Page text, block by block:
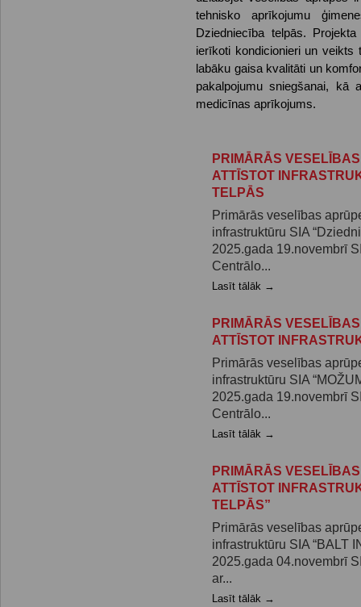
tehnisko aprīkojumu
Dziedniecība telpās.
ierīkoti kondicionieri un veikts
labāku gaisa kvalitāti un
pakalpojumu sniegšanai, kā
medicīnas aprīkojums.
PRIMĀRĀS
ATTĪSTOT
TELPĀS
Primārās veselības
infrastruktūru SIA
2025.gada 19.novembrī
Centrālo...
Lasīt tālāk →
PRIMĀRĀS
ATTĪSTOT
Primārās veselības
infrastruktūru SIA
2025.gada 19.novembrī
Centrālo...
Lasīt tālāk →
PRIMĀRĀS
ATTĪSTOT
TELPĀS”
Primārās veselības
infrastruktūru SIA “BALT
2025.gada 04.novembrī
ar...
Lasīt tālāk →